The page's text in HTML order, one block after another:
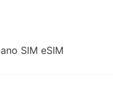
SIM eSIM